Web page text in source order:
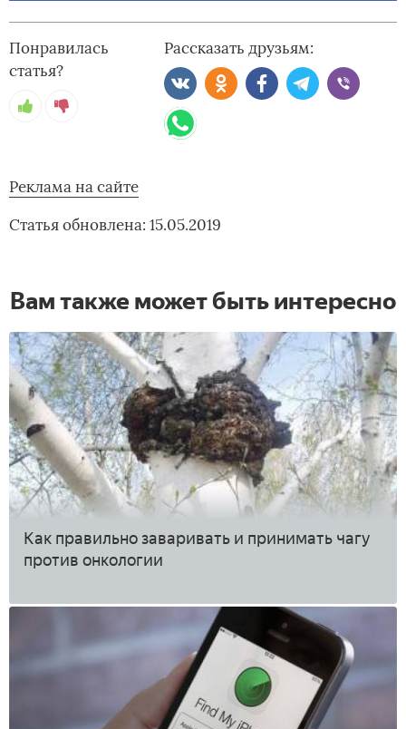
Понравилась
статья?
Рассказать друзьям:
Реклама на сайте
Статья обновлена: 15.05.2019
Вам также может быть интересно
Как правильно заваривать и принимать чагу
против онкологии